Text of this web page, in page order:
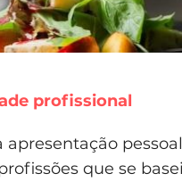
profissional
que se